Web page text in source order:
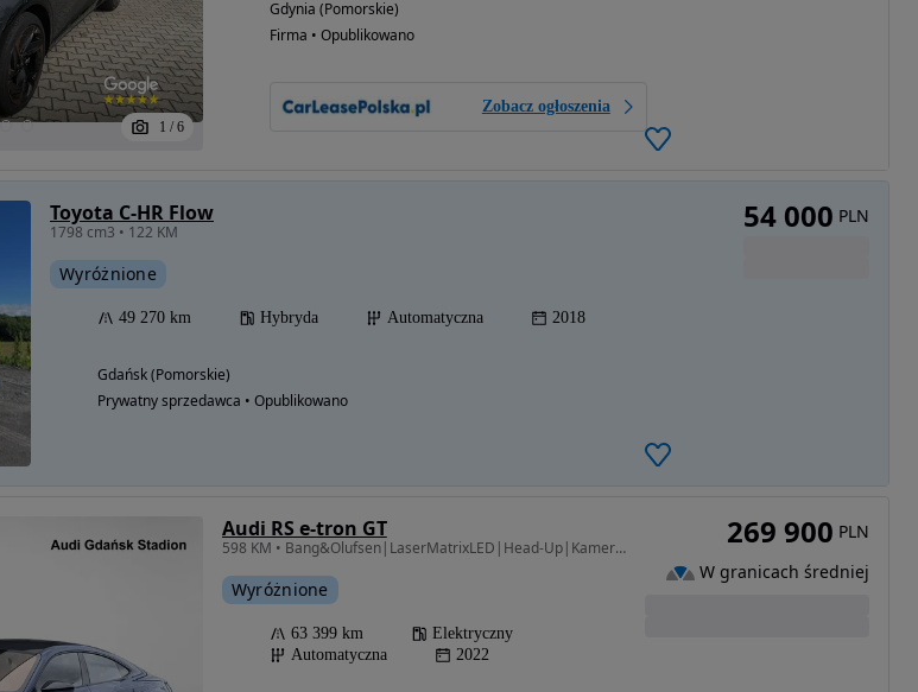
1 / 6
Gdynia (Pomorskie)
Firma • Opublikowano
Zobacz ogłoszenia
Toyota C-HR Flow
1798 cm3 • 122 KM
Wyróżnione
49 270 km Hybryda Automatyczna 2018
Gdańsk (Pomorskie)
Prywatny sprzedawca • Opublikowano
54 000 PLN
Audi RS e-tron GT
598 KM • Bang&Olufsen|LaserMatrixLED|Head-Up|Kamery360|Wentylacja/Masaże
Wyróżnione
63 399 km
Elektryczny
Automatyczna
2022
269 900 PLN
W granicach średniej